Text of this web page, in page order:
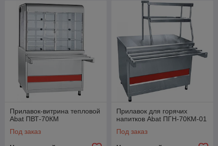
Прилавок-витрина тепловой
Abat ПВТ-70КМ
Под заказ
Прилавок для горячих
напитков Abat ПГН-70КМ-01
Под заказ